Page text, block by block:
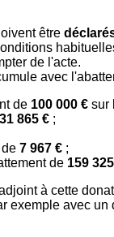
être
de l'acte.
avec
de 100 000 € sur
31 865 € ;
7 967 € ;
de 159
à cette
exemple avec